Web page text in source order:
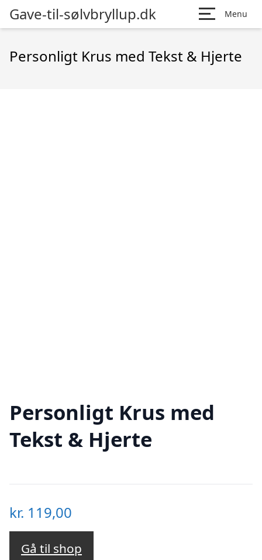
Gave-til-sølvbryllup.dk Menu
Personligt Krus med Tekst & Hjerte
Personligt Krus med
Tekst & Hjerte
kr. 119,00
Gå til shop